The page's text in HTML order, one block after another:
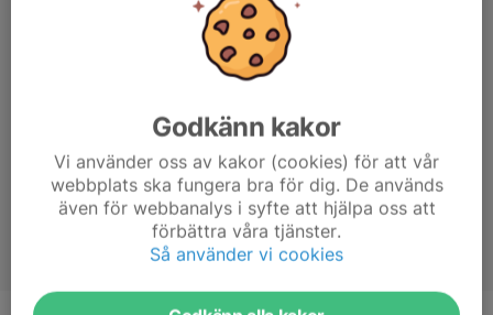
Godkänn kakor
Vi använder oss av kakor (cookies) för att vår
webbplats ska fungera bra för dig. De används
även för webbanalys i syfte att hjälpa oss att
förbättra våra tjänster.
Så använder vi cookies